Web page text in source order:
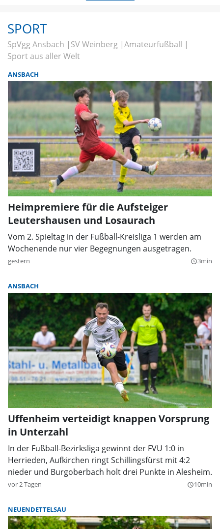
SPORT
SpVgg Ansbach SV Weinberg Amateurfußball
Sport aus aller Welt
ANSBACH
Heimpremiere für die Aufsteiger
Leutershausen und Losaurach
Vom 2. Spieltag in der Fußball-Kreisliga 1 werden am
Wochenende nur vier Begegnungen ausgetragen.
gestern query_builder3min
ANSBACH
Uffenheim verteidigt knappen Vorsprung
in Unterzahl
In der Fußball-Bezirksliga gewinnt der FVU 1:0 in
Herrieden, Aufkirchen ringt Schillingsfürst mit 4:2
nieder und Burgoberbach holt drei Punkte in Alesheim.
vor 2 Tagen query_builder10min
NEUENDETTELSAU